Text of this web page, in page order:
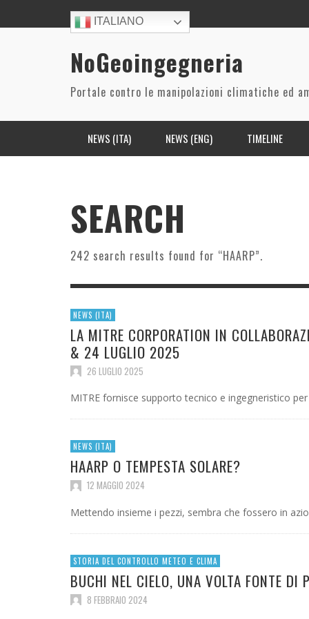
ITALIANO
NoGeoingegneria
Portale contro le manipolazioni climatiche ed
NEWS (ITA)
SPACEX SI SCHIANTA SULLA LUNA
7 AGOSTO 2026
NEWS (ENG)
BRAIN2QUERTYV2: META CONVERTE SEGNALI
CEREBRALI IN TESTO SENZA UTILIZZO DI
IMPIANTI
1 LUGLIO 2026
TIMELINE
PROGETTI
PIÙ
RILASCIO AEROSOL IN ATMOSFERA
SISTEMI RADAR
SPAZIO
SUNRADIATION MANAGEMENT
I
29
ECONOMICO
RISORSE
(INGEGNERIA) SOCIALE
RE
1
SALUTE
IL “PIU GRANDE NEMICO DELLA TERRA” –
“EARTH’S GREATEST ENEMY” (DOCUMENTARIO
2026)
30 LUGLIO 2026
NOGEOINGEGNERIA, CHI E’?
7 LUGLIO 2026
SEARCH
242 search results found for “HAARP”.
NEWS (ITA)
LA MITRE CORPORATION IN
& 24 LUGLIO 2025
26 LUGLIO 2025
MITRE fornisce supporto tecnico e ingegneristico
NEWS (ITA)
HAARP O TEMPESTA SOLARE?
12 MAGGIO 2024
Mettendo insieme i pezzi, sembra che fossero in
STORIA DEL CONTROLLO METEO E CLIMA
BUCHI NEL CIELO, UNA VOLTA FONTE DI
8 FEBBRAIO 2024